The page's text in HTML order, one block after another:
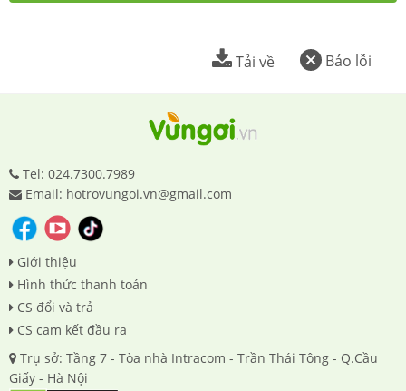
Báo lỗi
Tải về
Tel: 024.7300.7989
Email: hotrovungoi.vn@gmail.com
Giới thiệu
Hình thức thanh toán
CS đổi và trả
CS cam kết đầu ra
Trụ sở: Tầng 7 - Tòa nhà Intracom - Trần Thái Tông - Q.Cầu
Giấy - Hà Nội